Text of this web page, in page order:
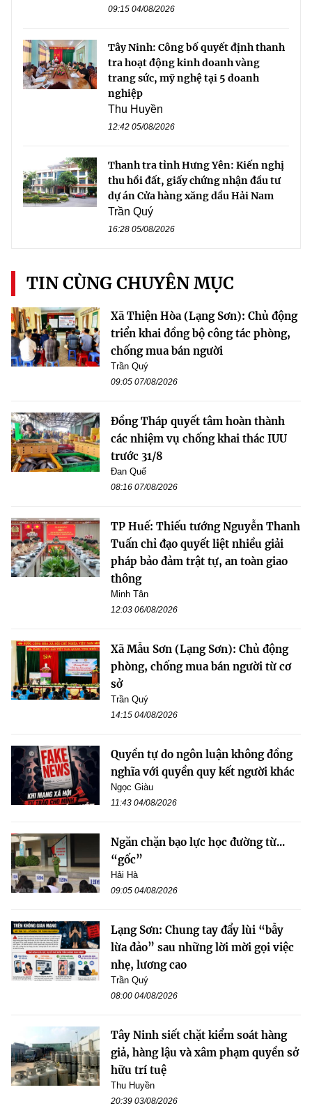
09:15 04/08/2026
Tây Ninh: Công bố quyết định thanh
tra hoạt động kinh doanh vàng
trang sức, mỹ nghệ tại 5 doanh
nghiệp
Thu Huyền
12:42 05/08/2026
Thanh tra tỉnh Hưng Yên: Kiến nghị
thu hồi đất, giấy chứng nhận đầu tư
dự án Cửa hàng xăng dầu Hải Nam
Trần Quý
16:28 05/08/2026
TIN CÙNG CHUYÊN MỤC
Xã Thiện Hòa (Lạng Sơn): Chủ động
triển khai đồng bộ công tác phòng,
chống mua bán người
Trần Quý
09:05 07/08/2026
Đồng Tháp quyết tâm hoàn thành
các nhiệm vụ chống khai thác IUU
trước 31/8
Đan Quế
08:16 07/08/2026
TP Huế: Thiếu tướng Nguyễn Thanh
Tuấn chỉ đạo quyết liệt nhiều giải
pháp bảo đảm trật tự, an toàn giao
thông
Minh Tân
12:03 06/08/2026
Xã Mẫu Sơn (Lạng Sơn): Chủ động
phòng, chống mua bán người từ cơ
sở
Trần Quý
14:15 04/08/2026
Quyền tự do ngôn luận không đồng
nghĩa với quyền quy kết người khác
Ngọc Giàu
11:43 04/08/2026
Ngăn chặn bạo lực học đường từ...
“gốc”
Hải Hà
09:05 04/08/2026
Lạng Sơn: Chung tay đẩy lùi “bẫy
lừa đảo” sau những lời mời gọi việc
nhẹ, lương cao
Trần Quý
08:00 04/08/2026
Tây Ninh siết chặt kiểm soát hàng
giả, hàng lậu và xâm phạm quyền sở
hữu trí tuệ
Thu Huyền
20:39 03/08/2026